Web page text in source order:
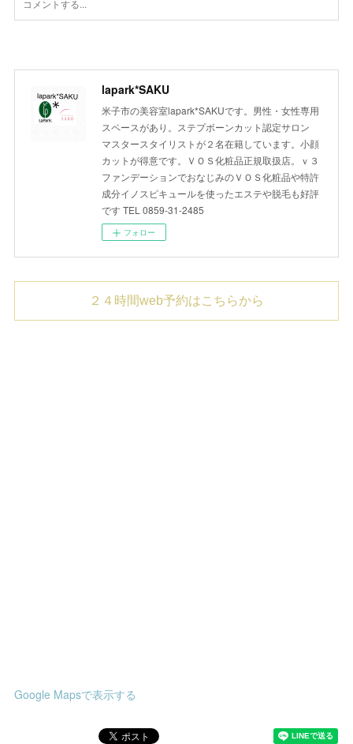
lapark*SAKU
米子市の美容室lapark*SAKUです。男性・女性専用
スペースがあり。ステプボーンカット認定サロン
マスタースタイリストが２名在籍しています。小顔
カットが得意です。ＶＯＳ化粧品正規取扱店。ｖ３
ファンデーションでおなじみのＶＯＳ化粧品や特許
成分イノスピキュールを使ったエステや脱毛も好評
です TEL 0859-31-2485
フォロー
２４時間web予約はこちらから
Google Mapsで表示する